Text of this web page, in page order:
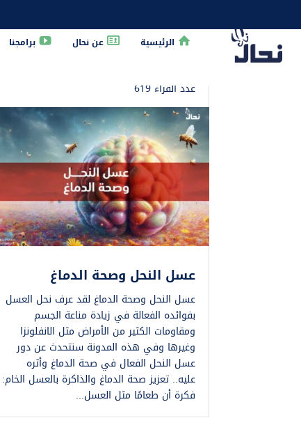
الرئيسية عن نحال برامجنا الرئيسية »عسل
عدد القراء 619
عسل النحل وصحة الدماغ
عسل النحل وصحة الدماغ لقد عرف نحل العسل
بفوائده الفعالة في زيادة مناعة الجسم
ومقاومات الكثير من الأمراض مثل الانفلونزا
وغيرها وفي هذه المدونة سنتحدث عن دور
عسل النحل الفعال في صحة الدماغ وأثره
عليه.. تعزيز صحة الدماغ والذاكرة بالعسل الخام:
فكرة أن طعامًا مثل العسل...